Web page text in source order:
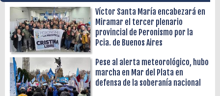
Víctor Santa María encabezará en
Miramar el tercer plenario
provincial de Peronismo por la
Pcia. de Buenos Aires
Pese al alerta meteorológico, hubo
marcha en Mar del Plata en
defensa de la soberanía nacional